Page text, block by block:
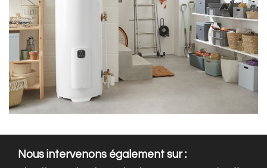
Nous intervenons également sur :